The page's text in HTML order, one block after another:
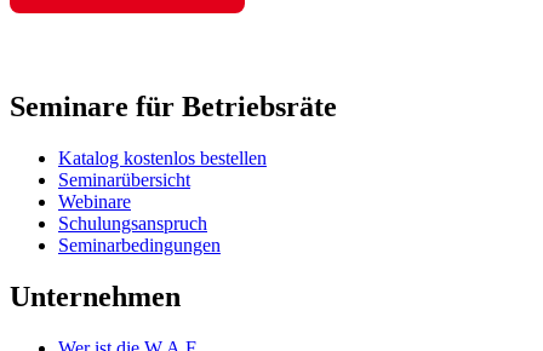
Seminare für Betriebsräte
Katalog kostenlos bestellen
Seminarübersicht
Webinare
Schulungsanspruch
Seminarbedingungen
Unternehmen